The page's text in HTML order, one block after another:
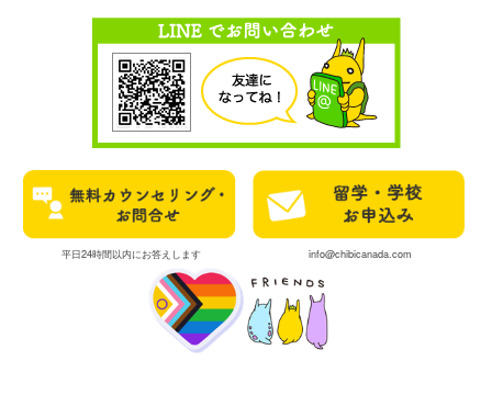
平日24時間以内にお答えします info@chibicanada.com